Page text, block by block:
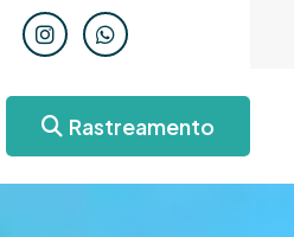
Rastreamento